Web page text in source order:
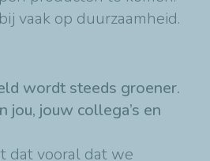
vaak op duurzaamheid.
wordt steeds groener.
jou, jouw collega’s en
dat vooral dat we